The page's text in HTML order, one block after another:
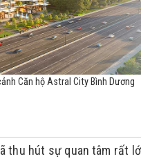
Căn hộ Astral City Bình Dương
thu hút sự quan tâm rất